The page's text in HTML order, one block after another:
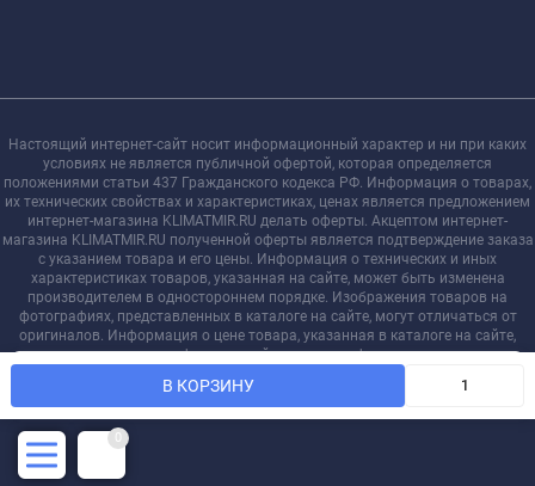
В КОРЗИНУ
Настоящий интернет-сайт носит информационный характер и ни при каких
условиях не является публичной офертой, которая определяется
положениями статьи 437 Гражданского кодекса РФ. Информация о товарах,
их технических свойствах и характеристиках, ценах является предложением
интернет-магазина KLIMATMIR.RU делать оферты. Акцептом интернет-
магазина KLIMATMIR.RU полученной оферты является подтверждение заказа
с указанием товара и его цены. Информация о технических и иных
характеристиках товаров, указанная на сайте, может быть изменена
производителем в одностороннем порядке. Изображения товаров на
фотографиях, представленных в каталоге на сайте, могут отличаться от
оригиналов. Информация о цене товара, указанная в каталоге на сайте,
может отличаться от фактической к моменту оформления заказа на
0